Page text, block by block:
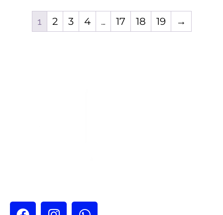
1 2 3 4 … 17 18 19 →